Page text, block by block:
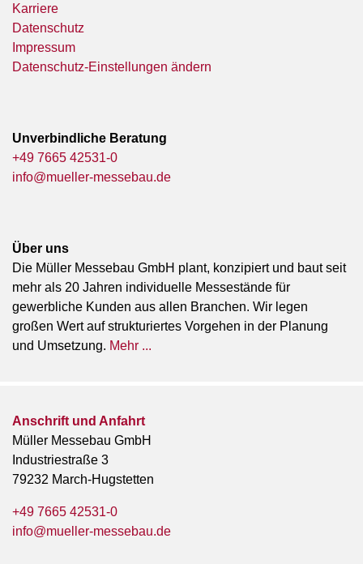
Karriere
Datenschutz
Impressum
Datenschutz-Einstellungen ändern
Unverbindliche Beratung
+49 7665 42531-0
info@mueller-messebau.de
Über uns
Die Müller Messebau GmbH plant, konzipiert und baut seit
mehr als 20 Jahren individuelle Messestände für
gewerbliche Kunden aus allen Branchen. Wir legen
großen Wert auf strukturiertes Vorgehen in der Planung
und Umsetzung. Mehr ...
Anschrift und Anfahrt
Müller Messebau GmbH
Industriestraße 3
79232 March-Hugstetten
+49 7665 42531-0
info@mueller-messebau.de